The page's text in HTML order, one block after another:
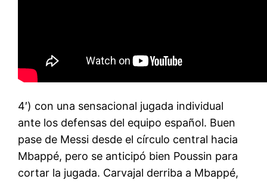
4′) con una sensacional jugada individual
ante los defensas del equipo español. Buen
pase de Messi desde el círculo central hacia
Mbappé, pero se anticipó bien Poussin para
cortar la jugada. Carvajal derriba a Mbappé,